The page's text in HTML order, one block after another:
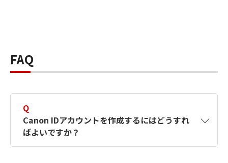
FAQ
Q
Canon IDアカウントを作成するにはどうすれ
ばよいですか？